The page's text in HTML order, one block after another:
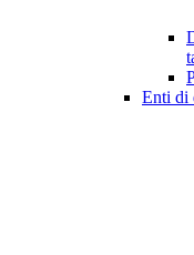
Enti di